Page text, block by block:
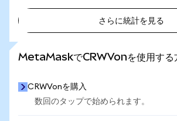
さらに統計を見る
MetaMaskでCRWVonを使用する
CRWVonを購入
数回のタップで始められます。